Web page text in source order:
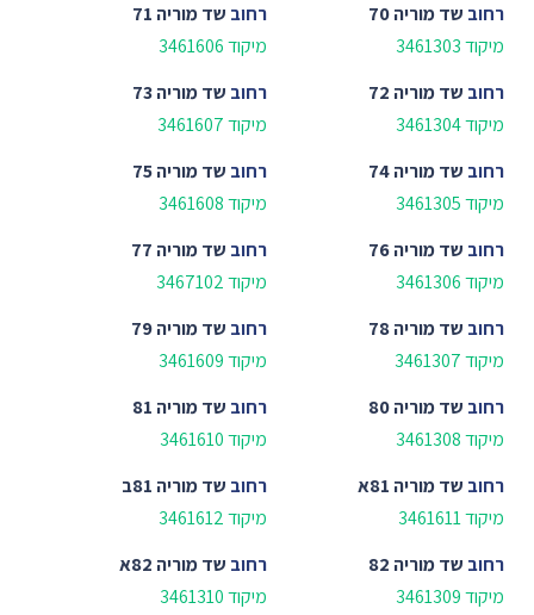
רחוב שד מוריה 70
מיקוד 3461303
רחוב שד מוריה 71
מיקוד 3461606
רחוב שד מוריה 72
מיקוד 3461304
רחוב שד מוריה 73
מיקוד 3461607
רחוב שד מוריה 74
מיקוד 3461305
רחוב שד מוריה 75
מיקוד 3461608
רחוב שד מוריה 76
מיקוד 3461306
רחוב שד מוריה 77
מיקוד 3467102
רחוב שד מוריה 78
מיקוד 3461307
רחוב שד מוריה 79
מיקוד 3461609
רחוב שד מוריה 80
מיקוד 3461308
רחוב שד מוריה 81
מיקוד 3461610
רחוב שד מוריה 81א
מיקוד 3461611
רחוב שד מוריה 81ב
מיקוד 3461612
רחוב שד מוריה 82
מיקוד 3461309
רחוב שד מוריה 82א
מיקוד 3461310